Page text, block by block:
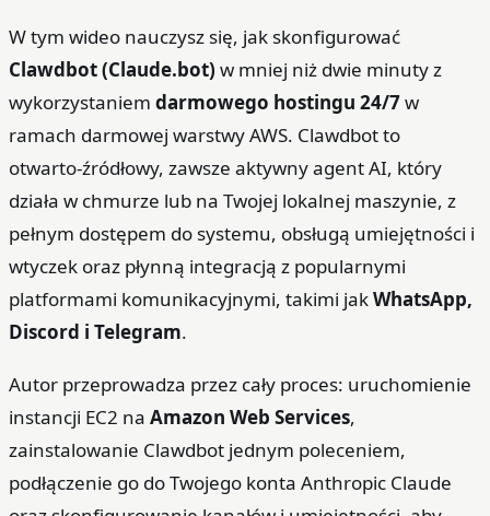
W tym wideo nauczysz się, jak skonfigurować
Clawdbot (Claude.bot) w mniej niż dwie minuty z
wykorzystaniem darmowego hostingu 24/7w
ramach darmowej warstwy AWS. Clawdbot to
otwarto‑źródłowy, zawsze aktywny agent AI, który
działa w chmurze lub na Twojej lokalnej maszynie, z
pełnym dostępem do systemu, obsługą umiejętności i
wtyczek oraz płynną integracją z popularnymi
platformami komunikacyjnymi, takimi jakWhatsApp,
Discord i Telegram.
Autor przeprowadza przez cały proces: uruchomienie
instancji EC2 na Amazon Web Services,
zainstalowanie Clawdbot jednym poleceniem,
podłączenie go do Twojego konta Anthropic Claude